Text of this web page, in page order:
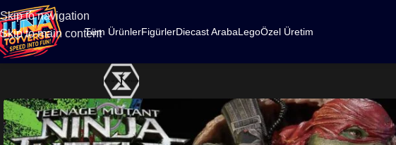
Skip to navigation
Skip to main contentTüm ÜrünlerFigürlerDiecast ArabaLegoÖzel Üretim